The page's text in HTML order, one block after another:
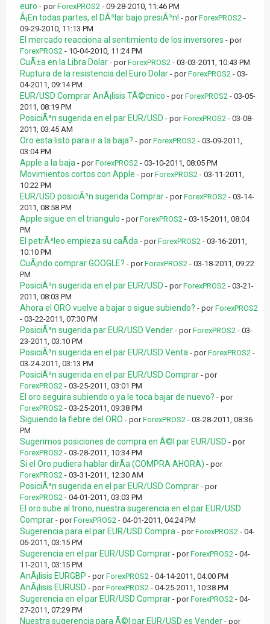
euro - porForexPROS2 - 09-28-2010, 11:46 PM
Â¡En todas partes, el DÃ³lar bajo presiÃ³n! - porForexPROS2 -
09-29-2010, 11:13 PM
El mercado reacciona al sentimiento de los inversores - por
ForexPROS2 - 10-04-2010, 11:24 PM
CuÃ±a en la Libra Dolar - porForexPROS2 - 03-03-2011, 10:43 PM
Ruptura de la resistencia del Euro Dolar - porForexPROS2 - 03-
04-2011, 09:14 PM
EUR/USD Comprar AnÃ¡lisis TÃ©cnico - porForexPROS2 - 03-05-
2011, 08:19 PM
PosiciÃ³n sugerida en el par EUR/USD - porForexPROS2 - 03-08-
2011, 03:45 AM
Oro esta listo para ir a la baja? - porForexPROS2 - 03-09-2011,
03:04 PM
Apple a la baja - porForexPROS2 - 03-10-2011, 08:05 PM
Movimientos cortos con Apple - porForexPROS2 - 03-11-2011,
10:22 PM
EUR/USD posiciÃ³n sugerida Comprar - porForexPROS2 - 03-14-
2011, 08:58 PM
Apple sigue en el triangulo - porForexPROS2 - 03-15-2011, 08:04
PM
El petrÃ³leo empieza su caÃ­da - porForexPROS2 - 03-16-2011,
10:10 PM
CuÃ¡ndo comprar GOOGLE? - porForexPROS2 - 03-18-2011, 09:22
PM
PosiciÃ³n sugerida en el par EUR/USD - porForexPROS2 - 03-21-
2011, 08:03 PM
Ahora el ORO vuelve a bajar o sigue subiendo? - porForexPROS2
- 03-22-2011, 07:30 PM
PosiciÃ³n sugerida par EUR/USD Vender - porForexPROS2 - 03-
23-2011, 03:10 PM
PosiciÃ³n sugerida en el par EUR/USD Venta - porForexPROS2 -
03-24-2011, 03:13 PM
PosiciÃ³n sugerida en el par EUR/USD Comprar - por
ForexPROS2 - 03-25-2011, 03:01 PM
El oro seguira subiendo o ya le toca bajar de nuevo? - por
ForexPROS2 - 03-25-2011, 09:38 PM
Siguiendo la fiebre del ORO - porForexPROS2 - 03-28-2011, 08:36
PM
Sugerimos posiciones de compra en Ã©l par EUR/USD - por
ForexPROS2 - 03-28-2011, 10:34 PM
Si el Oro pudiera hablar dirÃ­a (COMPRA AHORA) - por
ForexPROS2 - 03-31-2011, 12:30 AM
PosiciÃ³n sugerida en el par EUR/USD Comprar - por
ForexPROS2 - 04-01-2011, 03:03 PM
El oro sube al trono, nuestra sugerencia en el par EUR/USD
Comprar - porForexPROS2 - 04-01-2011, 04:24 PM
Sugerencia para el par EUR/USD Compra - porForexPROS2 - 04-
06-2011, 03:15 PM
Sugerencia en el par EUR/USD Comprar - porForexPROS2 - 04-
11-2011, 03:15 PM
AnÃ¡lisis EURGBP - porForexPROS2 - 04-14-2011, 04:00 PM
AnÃ¡lisis EURUSD - porForexPROS2 - 04-25-2011, 10:38 PM
Sugerencia en el par EUR/USD Comprar - porForexPROS2 - 04-
27-2011, 07:29 PM
Nuestra sugerencia para Ã©l par EUR/USD es Vender - por